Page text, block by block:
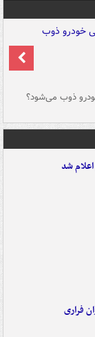
ذوب می‌شود؟
شد
فراری